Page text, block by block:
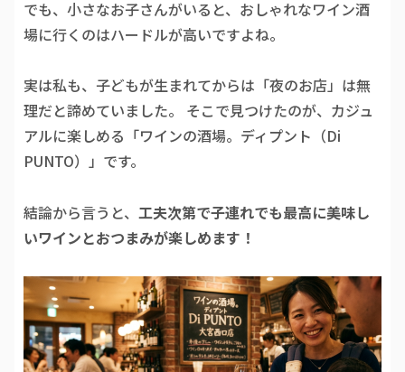
でも、小さなお子さんがいると、おしゃれなワイン酒
場に行くのはハードルが高いですよね。
実は私も、子どもが生まれてからは「夜のお店」は無
理だと諦めていました。 そこで見つけたのが、カジュ
アルに楽しめる「ワインの酒場。ディプント（Di
PUNTO）」です。
結論から言うと、 工夫次第で子連れでも最高に美味し
いワインとおつまみが楽しめます！